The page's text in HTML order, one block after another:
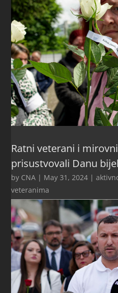
Ratni veterani i
prisustvovali Danu
by CNA | May 31, 2024 |
veteranima